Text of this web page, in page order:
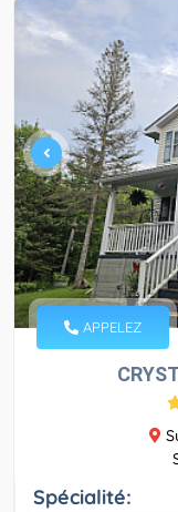
APPELEZ
Spécialité: